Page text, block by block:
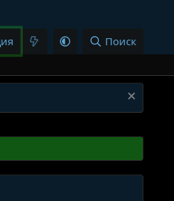
Поиск